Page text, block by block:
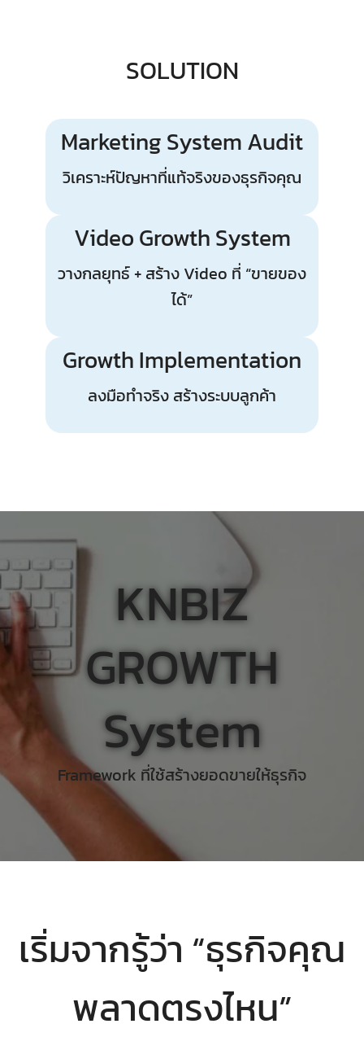
SOLUTION
Marketing System Audit
วิเคราะห์ปัญหาที่แท้จริงของธุรกิจคุณ
Video Growth System
วางกลยุทธ์ + สร้าง Video ที่ “ขายของ
ได้”
Growth Implementation
ลงมือทำจริง สร้างระบบลูกค้า
KNBIZ
GROWTH
System
Framework ที่ใช้สร้างยอดขายให้ธุรกิจ
เริ่มจากรู้ว่า “ธุรกิจคุณ
พลาดตรงไหน”